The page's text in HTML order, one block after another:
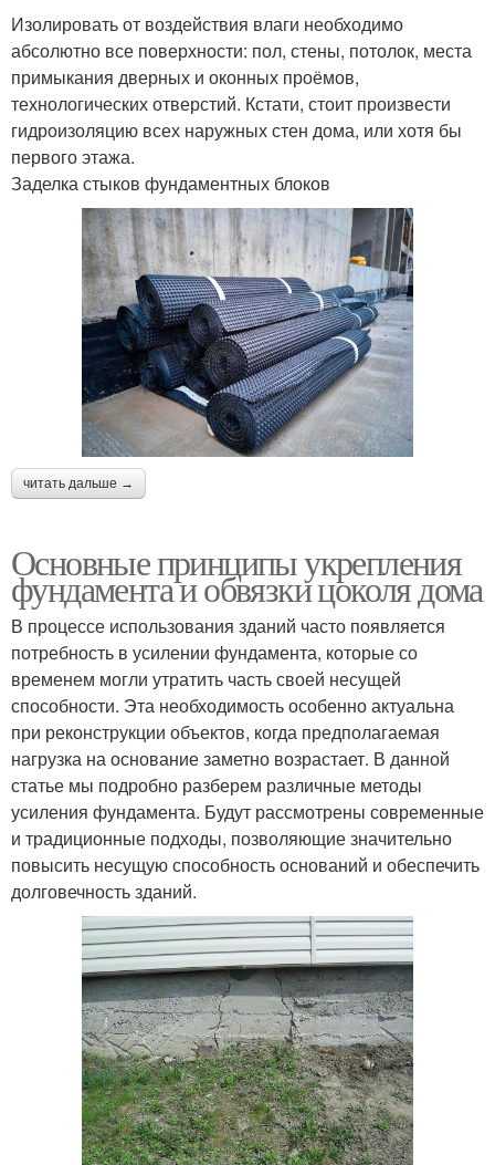
Изолировать от воздействия влаги необходимо
абсолютно все поверхности: пол, стены, потолок, места
примыкания дверных и оконных проёмов,
технологических отверстий. Кстати, стоит произвести
гидроизоляцию всех наружных стен дома, или хотя бы
первого этажа.
Заделка стыков фундаментных блоков
читать дальше →
Основные принципы укрепления
фундамента и обвязки цоколя дома
В процессе использования зданий часто появляется
потребность в усилении фундамента, которые со
временем могли утратить часть своей несущей
способности. Эта необходимость особенно актуальна
при реконструкции объектов, когда предполагаемая
нагрузка на основание заметно возрастает. В данной
статье мы подробно разберем различные методы
усиления фундамента. Будут рассмотрены современные
и традиционные подходы, позволяющие значительно
повысить несущую способность оснований и обеспечить
долговечность зданий.